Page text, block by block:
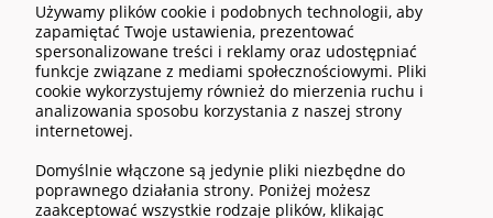
POMOC
MOJE KONTO
Używamy plików cookie i podobnych technologii, aby
zapamiętać Twoje ustawienia, prezentować
spersonalizowane treści i reklamy oraz udostępniać
funkcje związane z mediami społecznościowymi. Pliki
cookie wykorzystujemy również do mierzenia ruchu i
analizowania sposobu korzystania z naszej strony
internetowej.
Domyślnie włączone są jedynie pliki niezbędne do
poprawnego działania strony. Poniżej możesz
zaakceptować wszystkie rodzaje plików, klikając